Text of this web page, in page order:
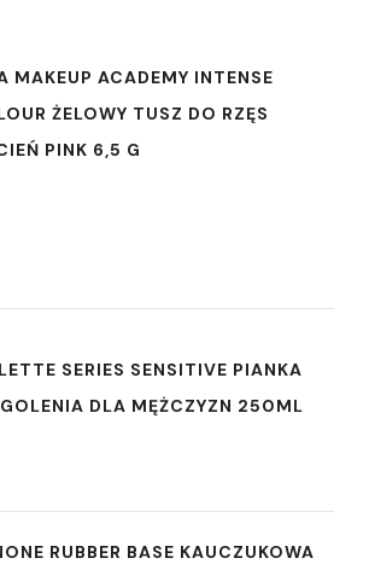
MAKEUP ACADEMY INTENSE
ŻELOWY TUSZ DO RZĘS
PINK 6,5 G
SERIES SENSITIVE PIANKA
DLA MĘŻCZYZN 250ML
RUBBER BASE KAUCZUKOWA